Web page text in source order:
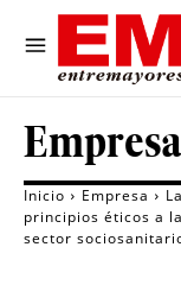
Empresa
Inicio Empresa
principios éticos a
sector